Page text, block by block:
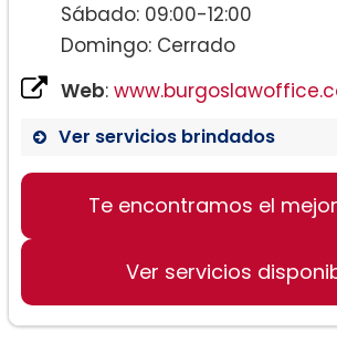
Sábado: 09:00-12:00
Domingo: Cerrado
Web:
Ver servicios brindados
Te encontramos el
Ver servicios